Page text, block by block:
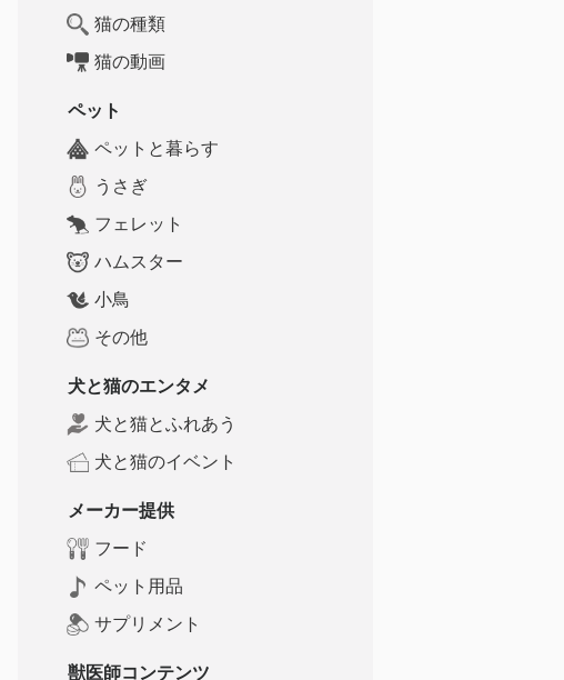
猫の種類
猫の動画
ペット
ペットと暮らす
うさぎ
フェレット
ハムスター
小鳥
その他
犬と猫のエンタメ
犬と猫とふれあう
犬と猫のイベント
メーカー提供
フード
ペット用品
サプリメント
獣医師コンテンツ